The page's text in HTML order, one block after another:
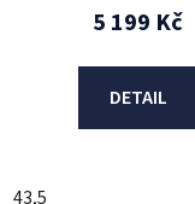
5 199 Kč
DETAIL
43,5